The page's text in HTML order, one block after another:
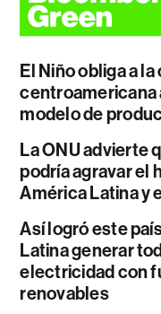
El Niño obliga a
centroamericana
modelo de
La ONU advierte
podría agravar el
América Latina y
Así logró este
Latina generar
electricidad con
renovables